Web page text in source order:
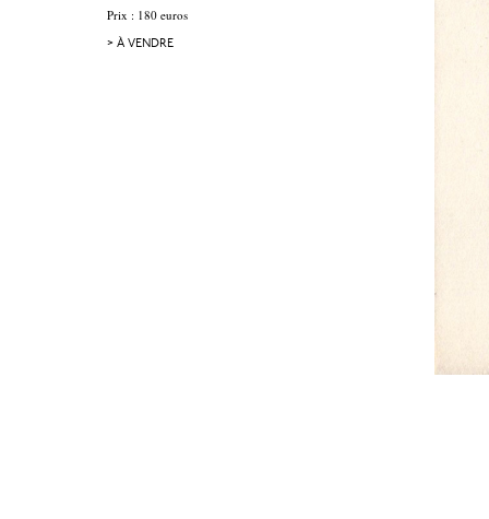
Prix : 180 euros
> À VENDRE